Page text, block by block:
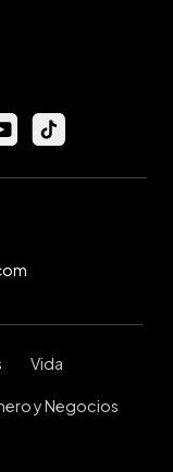
Vida
y Negocios